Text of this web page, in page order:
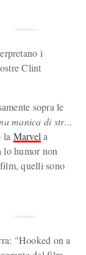
i
Clint
sopra le
manica di str...
la Marvel a
lo humor non
quelli sono
"Hooked on a